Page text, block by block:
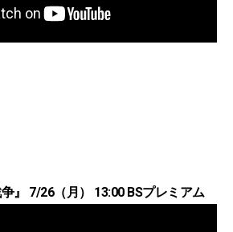
』 7/26（月） 13:00 BSプレミアム